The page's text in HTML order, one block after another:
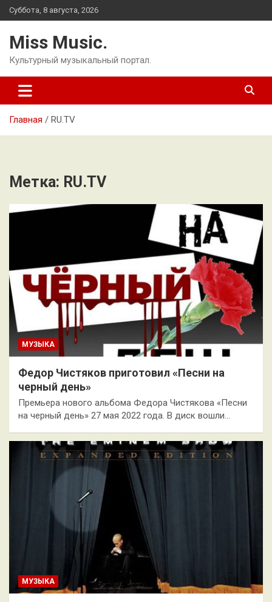
Перейти
к
Суббота, 8 августа, 2026
Miss Music.
Культурный музыкальный портал.
Главная RU.TV
Метка: RU.TV
МУЗЫКА
Федор Чистяков приготовил «Песни на
черный день»
Премьера нового альбома Федора Чистякова «Песни
на черный день» 27 мая 2022 года. В диск вошли…
МУЗЫКА